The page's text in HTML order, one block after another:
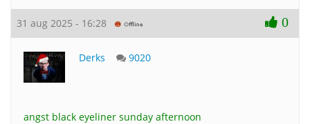
31 aug 2025 - 16:28 0
Derks 9020
angst black eyeliner sunday afternoon